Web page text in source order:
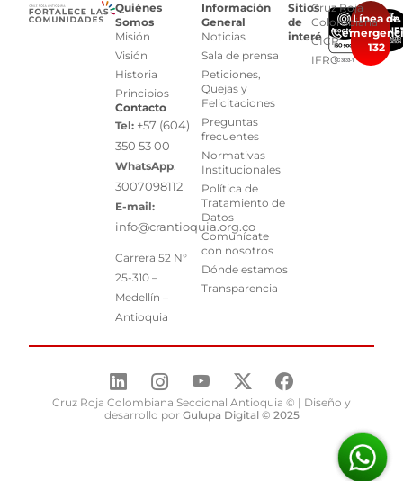
Quiénes
Somos
Misión
Visión
Historia
Principios
Contacto
Tel: +57 (604)
350 53 00
WhatsApp:
3007098112
E-mail:
info@crantioquia.org.co
Carrera 52 N°
25-310 –
Medellín –
Antioquia
Información
General
Noticias
Sala de prensa
Peticiones,
Quejas y
Felicitaciones
Preguntas
frecuentes
Normativas
Institucionales
Política de
Tratamiento de
Datos
Comunícate
con nosotros
Dónde estamos
Transparencia
Sitios
de
interés
Cruz Roja
Colombiana
CICR
IFRC
Línea de
132
Cruz Roja Colombiana Seccional Antioquia © | Diseño y
desarrollo por Gulupa Digital © 2025